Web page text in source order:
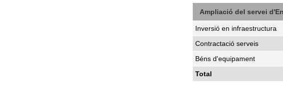
Ampliació del servei
Inversió en infraestructura
Contractació serveis
Béns d'equipament
Total